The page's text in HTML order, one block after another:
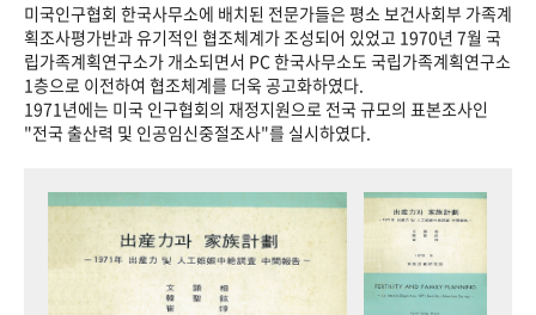
미국인구협회 한국사무소에 배치된 전문가들은 평소 보건사회부 가족계
획조사평가반과 유기적인 협조체계가 조성되어 있었고 1970년 7월 국
립가족계획연구소가 개소되면서 PC 한국사무소도 국립가족계획연구소
1층으로 이전하여 협조체계를 더욱 공고화하였다.
1971년에는 미국 인구협회의 재정지원으로 전국 규모의 표본조사인
"전국 출산력 및 인공임신중절조사"를 실시하였다.